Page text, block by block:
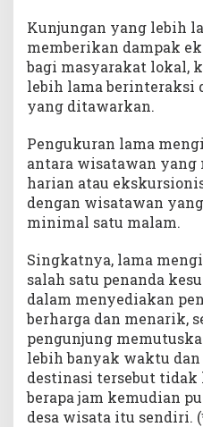
Kunjungan yang lebih
memberikan dampak
bagi masyarakat lokal,
lebih lama berinteraksi
yang ditawarkan.
Pengukuran lama
antara wisatawan
harian atau
dengan wisatawan
minimal satu malam.
Singkatnya, lama
salah satu penanda
dalam menyediakan
berharga dan menarik,
pengunjung
lebih banyak waktu
destinasi tersebut tidak
berapa jam kemudian
desa wisata itu sendiri.